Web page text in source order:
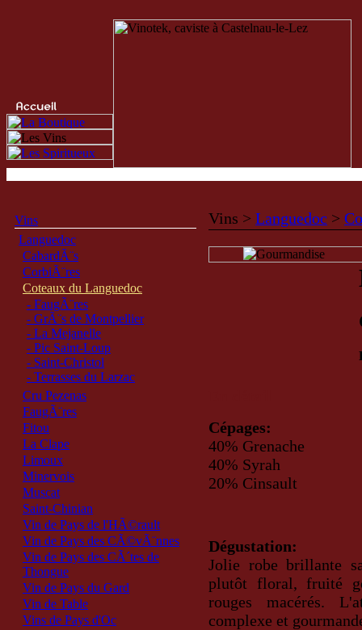
Vins
Languedoc
CabardÃ¨s
CorbiÃ¨res
Coteaux du Languedoc
- FaugÃ¨res
- GrÃ¨s de Montpellier
- La Mejanelle
- Pic Saint-Loup
- Saint-Christol
- Terrasses du Larzac
Cru Pezenas
FaugÃ¨res
Fitou
La Clape
Limoux
Minervois
Muscat
Saint-Chinian
Vin de Pays de l'HÃ©rault
Vin de Pays des CÃ©vÃ¨nnes
Vin de Pays des CÃ´tes de
Thongue
Vin de Pays du Gard
Vin de Table
Vins de Pays d'Oc
Vins > Languedoc >
Cépages:
40% Grenache
40% Syrah
20% Cinsault
Dégustation:
Jolie robe brillante
plutôt floral, fruité
rouges macérés.
complexe et